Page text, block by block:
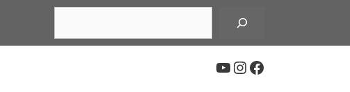
YouTube
Instagram
Facebook